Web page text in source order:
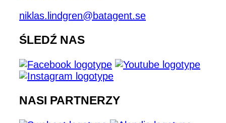
niklas.lindgren@batagent.se
ŚLEDŹ NAS
NASI PARTNERZY